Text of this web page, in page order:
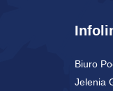
Biuro
Jelenia